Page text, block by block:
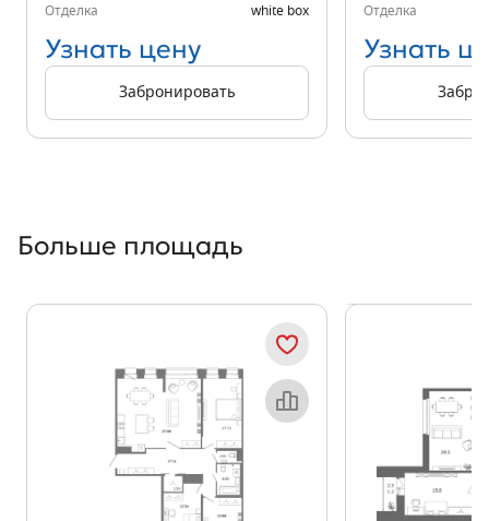
Отделка
white box
Узнать цену
Забронировать
Отделка
Узнать
Больше площадь
Объект месяца